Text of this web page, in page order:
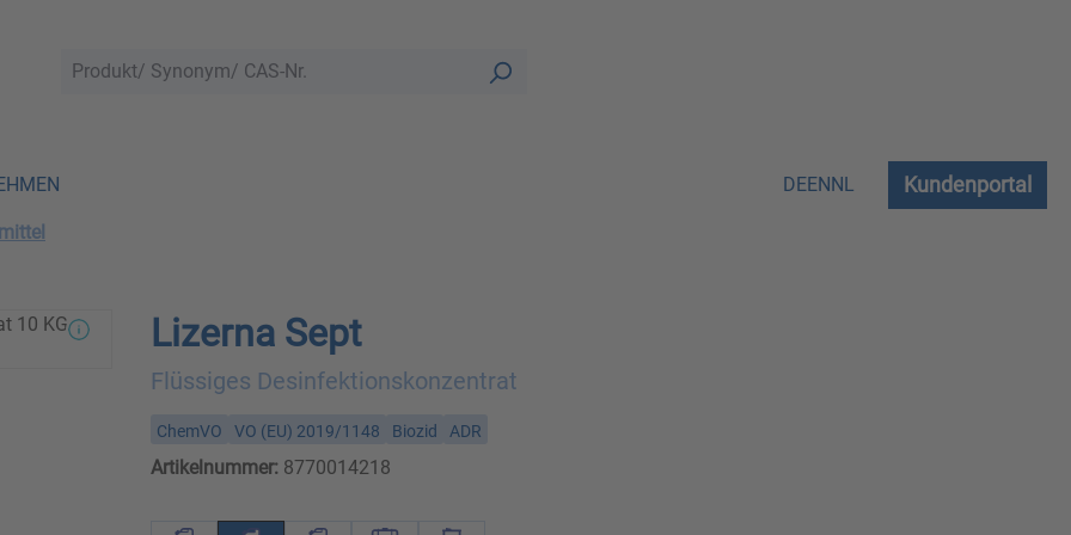
DEENNL Kundenportal
Lizerna Sept
Flüssiges Desinfektionskonzentrat
ChemVO VO (EU) 2019/1148 Biozid ADR
Artikelnummer:8770014218